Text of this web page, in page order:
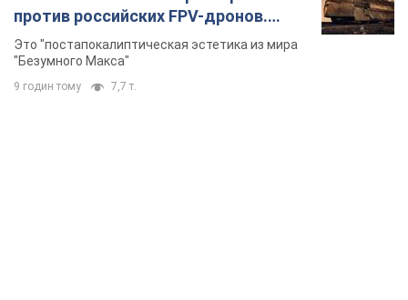
против российских FPV-дронов.
Фото
Это "постапокалиптическая эстетика из мира
"Безумного Макса"
9 годин тому 7,7 т.